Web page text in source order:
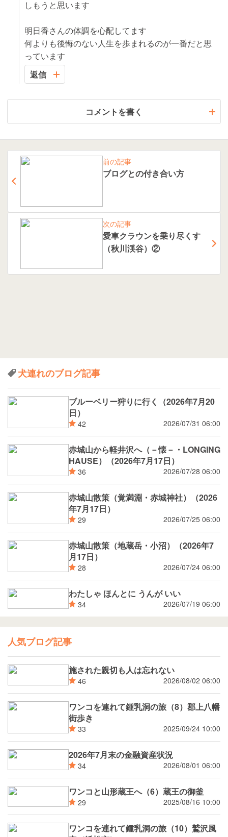
しもうと思います
明日香さんの体調を心配してます
何よりも後悔のない人生を歩まれるのが一番だと思
っています
返信
コメントを書く
前の記事
ブログとの付き合い方
次の記事
愛車クラウンを乗り尽くす
（秋川渓谷）②
犬連れのブログ記事
ブルーベリー狩りに行く（2026年7月20
日）
42 2026/07/31 06:00
赤城山から軽井沢へ（－懐－・LONGING
HAUSE）（2026年7月17日）
36 2026/07/28 06:00
赤城山散策（覚満淵・赤城神社）（2026
年7月17日）
29 2026/07/25 06:00
赤城山散策（地蔵岳・小沼）（2026年7
月17日）
28 2026/07/24 06:00
わたしゃ ほんとに うんが いい
34 2026/07/19 06:00
人気ブログ記事
施された親切も人は忘れない
46 2026/08/02 06:00
ワンコを連れて鍾乳洞の旅（8）郡上八幡
街歩き
33 2025/09/24 10:00
2026年7月末の金融資産状況
34 2026/08/01 06:00
ワンコと山形蔵王へ（6）蔵王の御釜
29 2025/08/16 10:00
ワンコを連れて鍾乳洞の旅（10）鷲沢風